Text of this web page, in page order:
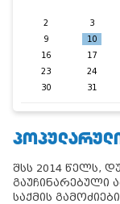
2
3
9
10
16
17
23
24
30
31
შსს 2014 წელს,
გაუჩინარებული
საქმის